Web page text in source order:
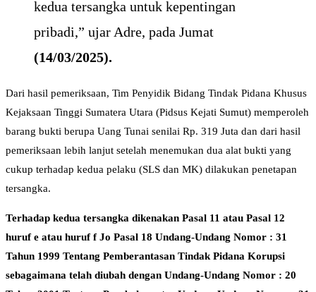
kedua tersangka untuk kepentingan
pribadi,” ujar Adre, pada Jumat
(14/03/2025).
Dari hasil pemeriksaan, Tim Penyidik Bidang Tindak Pidana Khusus
Kejaksaan Tinggi Sumatera Utara (Pidsus Kejati Sumut) memperoleh
barang bukti berupa Uang Tunai senilai Rp. 319 Juta dan dari hasil
pemeriksaan lebih lanjut setelah menemukan dua alat bukti yang
cukup terhadap kedua pelaku (SLS dan MK) dilakukan penetapan
tersangka.
Terhadap kedua tersangka dikenakan Pasal 11 atau Pasal 12
huruf e atau huruf f Jo Pasal 18 Undang-Undang Nomor : 31
Tahun 1999 Tentang Pemberantasan Tindak Pidana Korupsi
sebagaimana telah diubah dengan Undang-Undang Nomor : 20